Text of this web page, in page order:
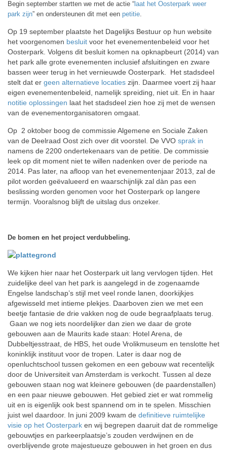
Begin september startten we met de actie “ laat het Oosterpark weer
park zijn” en ondersteunen dit met een petitie.
Op 19 september plaatste het Dagelijks Bestuur op hun website
het voorgenomen besluit voor het evenementenbeleid voor het
Oosterpark. Volgens dit besluit komen na opknapbeurt (2014) van
het park alle grote evenementen inclusief afsluitingen en zware
bassen weer terug in het vernieuwde Oosterpark. Het stadsdeel
stelt dat er geen alternatieve locaties zijn. Daarmee voert zij haar
eigen evenementenbeleid, namelijk spreiding, niet uit. En in haar
notitie oplossingen laat het stadsdeel zien hoe zij met de wensen
van de evenementorganisatoren omgaat.
Op 2 oktober boog de commissie Algemene en Sociale Zaken
van de Deelraad Oost zich over dit voorstel. De VVO sprak in
namens de 2200 ondertekenaars van de petitie. De commissie
leek op dit moment niet te willen nadenken over de periode na
2014. Pas later, na afloop van het evenementenjaar 2013, zal de
pilot worden geëvalueerd en waarschijnlijk zal dàn pas een
beslissing worden genomen voor het Oosterpark op langere
termijn. Vooralsnog blijft de uitslag dus onzeker.
De bomen en het project verdubbeling.
We kijken hier naar het Oosterpark uit lang vervlogen tijden. Het
zuidelijke deel van het park is aangelegd in de zogenaamde
Engelse landschap’s stijl met veel ronde lanen, doorkijkjes
afgewisseld met intieme plekjes. Daarboven zien we met een
beetje fantasie de drie vakken nog de oude begraafplaats terug.
Gaan we nog iets noordelijker dan zien we daar de grote
gebouwen aan de Maurits kade staan: Hotel Arena, de
Dubbeltjesstraat, de HBS, het oude Vrolikmuseum en tenslotte het
koninklijk instituut voor de tropen. Later is daar nog de
openluchtschool tussen gekomen en een gebouw wat recentelijk
door de Universiteit van Amsterdam is verkocht. Tussen al deze
gebouwen staan nog wat kleinere gebouwen (de paardenstallen)
en een paar nieuwe gebouwen. Het gebied ziet er wat rommelig
uit en is eigenlijk ook best spannend om in te spelen. Misschien
juist wel daardoor. In juni 2009 kwam de definitieve ruimtelijke
visie op het Oosterpark en wij begrepen daaruit dat de rommelige
gebouwtjes en parkeerplaatsje’s zouden verdwijnen en de
overblijvende grote majestueuze gebouwen in het groen en dus